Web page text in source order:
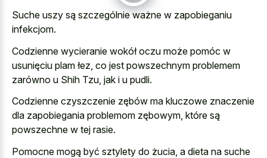
Suche uszy są szczególnie ważne w zapobieganiu
infekcjom.
Codzienne wycieranie wokół oczu może pomóc w
usunięciu plam łez, co jest powszechnym problemem
zarówno u Shih Tzu, jak i u pudli.
Codzienne czyszczenie zębów ma kluczowe znaczenie
dla zapobiegania problemom zębowym, które są
powszechne w tej rasie.
Pomocne mogą być sztylety do żucia, a dieta na suche